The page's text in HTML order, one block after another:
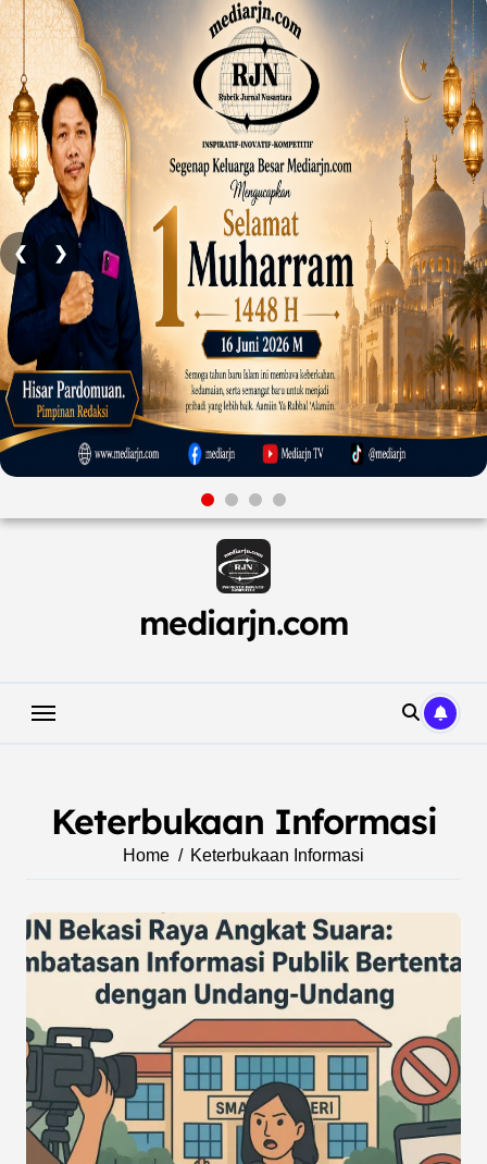
❮ ❯
Skip
mediarjn.com
Keterbukaan Informasi
Home Keterbukaan Informasi